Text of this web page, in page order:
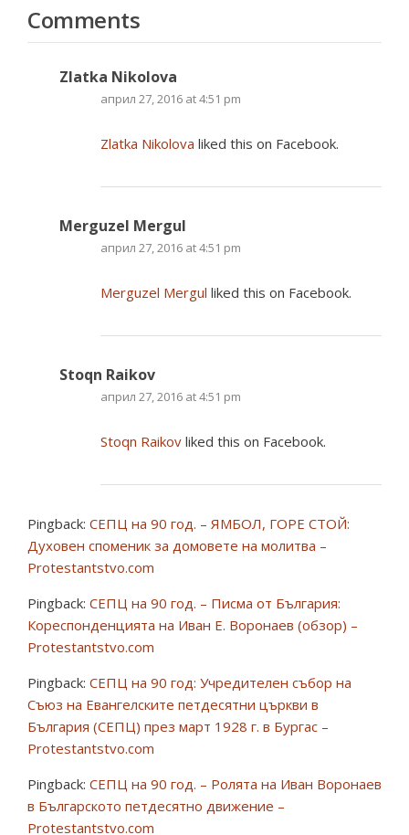
Comments
Zlatka Nikolova
април 27, 2016 at 4:51 pm
Zlatka Nikolova liked this on Facebook.
Merguzel Mergul
април 27, 2016 at 4:51 pm
Merguzel Mergul liked this on Facebook.
Stoqn Raikov
април 27, 2016 at 4:51 pm
Stoqn Raikov liked this on Facebook.
Pingback: СЕПЦ на 90 год. – ЯМБОЛ, ГОРЕ СТОЙ:
Духовен споменик за домовете на молитва –
Protestantstvo.com
Pingback: СЕПЦ на 90 год. – Писма от България:
Кореспонденцията на Иван Е. Воронаев (обзор) –
Protestantstvo.com
Pingback: СЕПЦ на 90 год: Учредителен събор на
Съюз на Евангелските петдесятни църкви в
България (СЕПЦ) през март 1928 г. в Бургас –
Protestantstvo.com
Pingback: СЕПЦ на 90 год. – Ролята на Иван Воронаев
в Българското петдесятно движение –
Protestantstvo.com